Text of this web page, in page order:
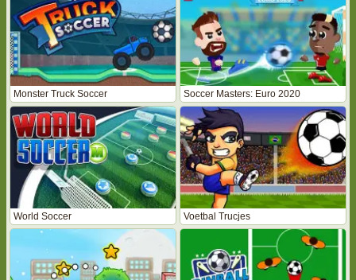
Monster Truck Soccer Soccer Masters: Euro 2020
World Soccer Voetbal Trucjes